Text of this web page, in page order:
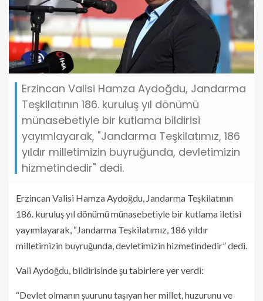
Erzincan Valisi Hamza Aydoğdu, Jandarma
Teşkilatının 186. kuruluş yıl dönümü
münasebetiyle bir kutlama bildirisi
yayımlayarak, "Jandarma Teşkilatımız, 186
yıldır milletimizin buyruğunda, devletimizin
hizmetindedir" dedi.
Erzincan Valisi Hamza Aydoğdu, Jandarma Teşkilatının
186. kuruluş yıl dönümü münasebetiyle bir kutlama iletisi
yayımlayarak, “Jandarma Teşkilatımız, 186 yıldır
milletimizin buyruğunda, devletimizin hizmetindedir” dedi.
Vali Aydoğdu, bildirisinde şu tabirlere yer verdi:
“Devlet olmanın şuurunu taşıyan her millet, huzurunu ve